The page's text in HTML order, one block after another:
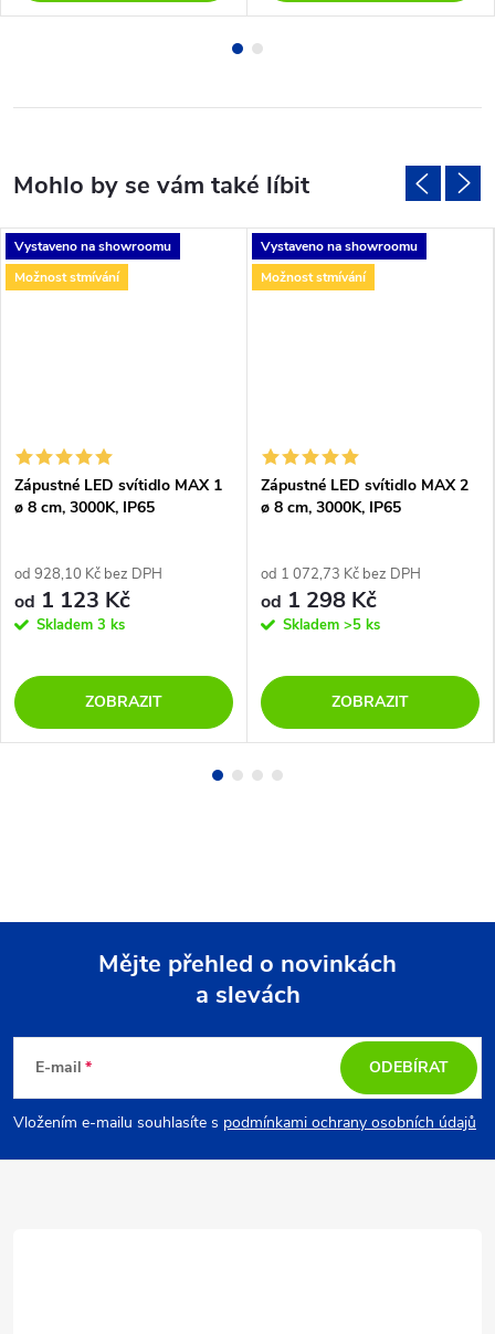
Vystaveno na showroomu
Možnost stmívání
Zápustné LED svítidlo MAX 1
ø 8 cm, 3000K, IP65
od 928,10 Kč bez DPH
od 1 123 Kč
Skladem 3 ks
ZOBRAZIT
Vystaveno na showroomu
Možnost stmívání
Zápustné LED svítidlo MAX 2
ø 8 cm, 3000K, IP65
od 1 072,73 Kč bez DPH
od 1 298 Kč
Skladem >5 ks
ZOBRAZIT
p
Mějte přehled o novinkách
a slevách
E-mail
Vložením e-mailu souhlasíte s podmínkami ochrany osobních údajů
ODEBÍRAT